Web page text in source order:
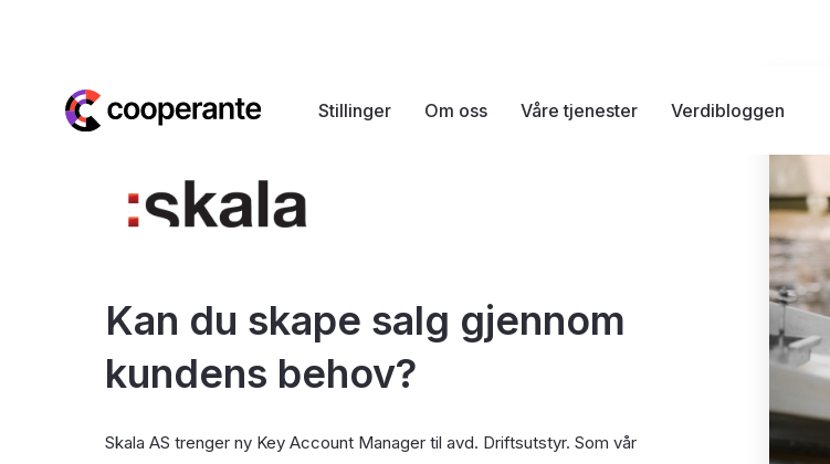
Stillinger Om oss Våre tjenester Verdibloggen
Kan du skape salg gjennom
kundens behov?
Skala AS trenger ny Key Account Manager til avd. Driftsutstyr. Som vår